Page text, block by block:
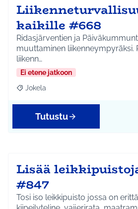
kaikille #668
Ridasjärventien ja
muuttaminen liikenneympyräksi.
liikenn…
Ei etene jatkoon
Rajaa tulokset aihepiirin mukaan:
Jokela
Tutustu
Lisää
#847
Tosi iso leikkipuisto jossa on